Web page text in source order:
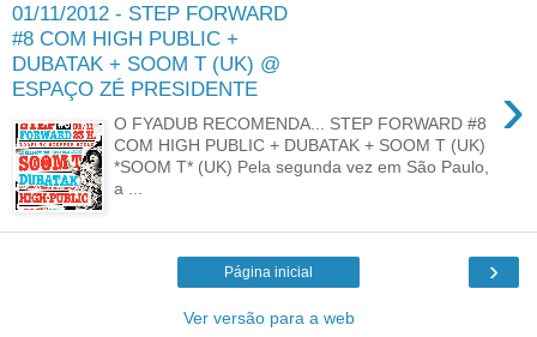
01/11/2012 - STEP FORWARD
#8 COM HIGH PUBLIC +
DUBATAK + SOOM T (UK) @
ESPAÇO ZÉ PRESIDENTE
›
O FYADUB RECOMENDA... STEP FORWARD #8
COM HIGH PUBLIC + DUBATAK + SOOM T (UK)
*SOOM T* (UK) Pela segunda vez em São Paulo,
a ...
›
Página inicial
Ver versão para a web